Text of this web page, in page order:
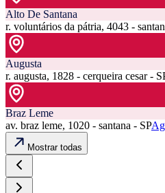
Alto De Santana
r. voluntários da pátria, 4043 -
Augusta
r. augusta, 1828 - cerqueira cesar -
Braz Leme
av. braz leme, 1020 - santana - SP
Mostrar todas